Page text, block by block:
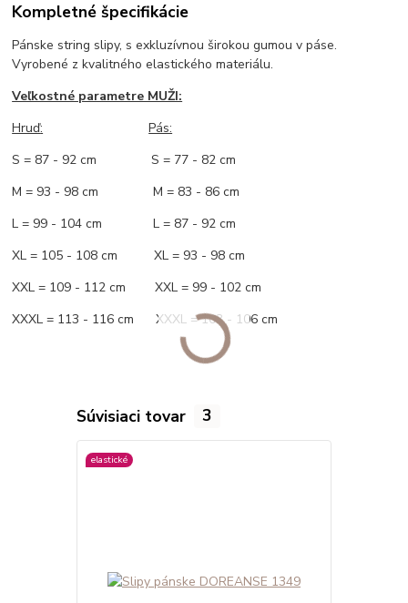
Kompletné špecifikácie
Pánske string slipy, s exkluzívnou širokou gumou v páse.
Vyrobené z kvalitného elastického materiálu.
Veľkostné parametre MUŽI:
Hruď:
Pás:
S = 87 - 92 cm S = 77 - 82 cm
M = 93 - 98 cm M = 83 - 86 cm
L = 99 - 104 cm L = 87 - 92 cm
XL = 105 - 108 cm XL = 93 - 98 cm
XXL = 109 - 112 cm XXL = 99 - 102 cm
XXXL = 113 - 116 cm XXXL = 103 - 106 cm
Súvisiaci tovar 3
elastické